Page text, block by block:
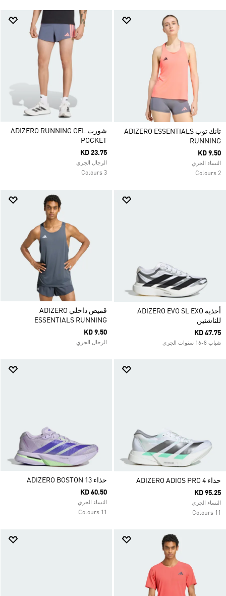
تانك توب ADIZERO ESSENTIALS
RUNNING
KD 9.50
النساء الجري
2 Colours
شورت ADIZERO RUNNING GEL
POCKET
KD 23.75
الرجال الجري
3 Colours
أحذية ADIZERO EVO SL EXO
للناشئين
KD 47.75
شباب 8-16 سنوات الجري
قميص داخلي ADIZERO
ESSENTIALS RUNNING
KD 9.50
الرجال الجري
حذاء ADIZERO ADIOS PRO 4
KD 95.25
النساء الجري
11 Colours
حذاء ADIZERO BOSTON 13
KD 60.50
النساء الجري
11 Colours